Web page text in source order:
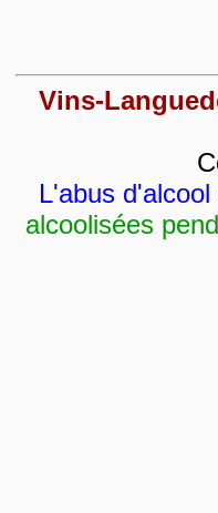
Vins-
L'abus
alcoolisées